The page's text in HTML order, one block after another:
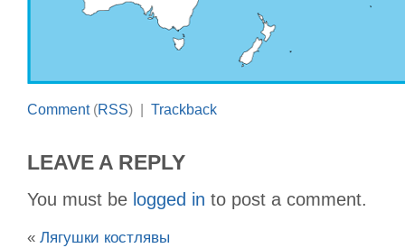
Comment(RSS) | Trackback
LEAVE A REPLY
You must be logged in to post a comment.
« Лягушки костлявы